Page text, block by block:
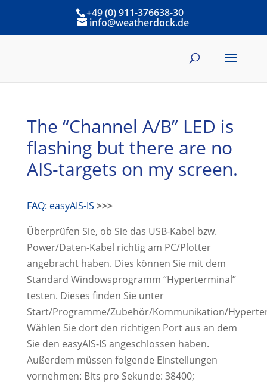
+49 (0) 911-376638-30
info@weatherdock.de
The “Channel A/B” LED is
flashing but there are no
AIS-targets on my screen.
FAQ: easyAIS-IS >>>
Überprüfen Sie, ob Sie das USB-Kabel bzw.
Power/Daten-Kabel richtig am PC/Plotter
angebracht haben. Dies können Sie mit dem
Standard Windowsprogramm “Hyperterminal”
testen. Dieses finden Sie unter
Start/Programme/Zubehör/Kommunikation/
Wählen Sie dort den richtigen Port aus an dem
Sie den easyAIS-IS angeschlossen haben.
Außerdem müssen folgende Einstellungen
vornehmen: Bits pro Sekunde: 38400;